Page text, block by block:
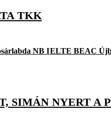
TKK
NB IELTE BEAC
SIMÁN NYERT A